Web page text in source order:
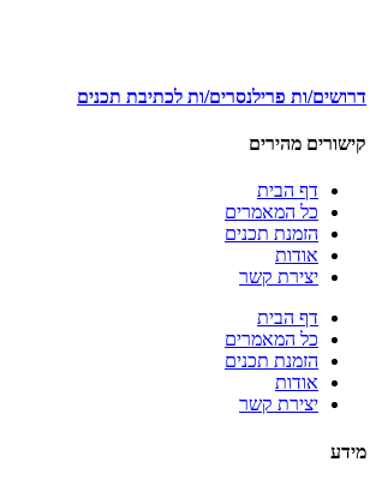
דרושים/ות פרילנסרים/ות לכתיבת תכנים
קישורים מהירים
דף הבית
כל המאמרים
הזמנת תכנים
אודות
יצירת קשר
דף הבית
כל המאמרים
הזמנת תכנים
אודות
יצירת קשר
מידע